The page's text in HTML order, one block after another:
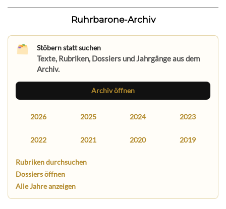
Ruhrbarone-Archiv
Stöbern statt suchen
Texte, Rubriken, Dossiers und Jahrgänge aus dem
Archiv.
Archiv öffnen
2026 2025 2024 2023
2022 2021 2020 2019
Rubriken durchsuchen
Dossiers öffnen
Alle Jahre anzeigen